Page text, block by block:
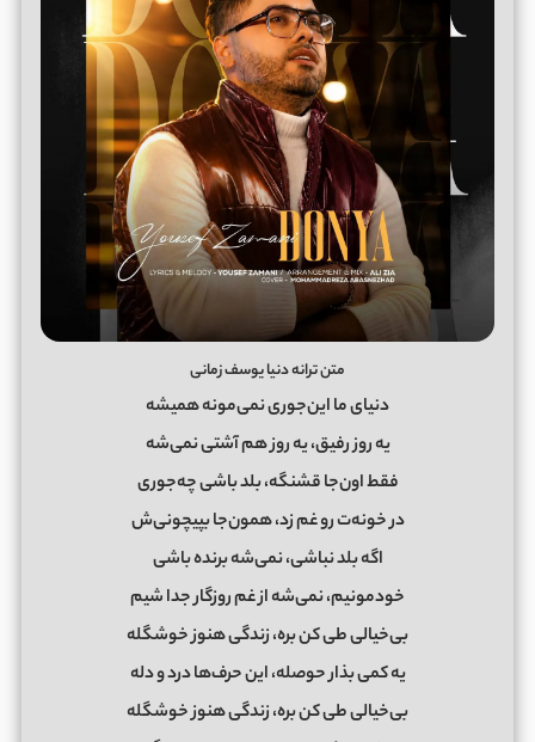
متن ترانه دنیا یوسف زمانی
دنیای ما این‌جوری نمی‌مونه همیشه
یه روز رفیق، یه روز هم آشتی نمی‌شه
فقط اون‌جا قشنگه، بلد باشی چه‌جوری
در خونه‌ت رو غم زد، همون‌جا بپیچونی‌ش
اگه بلد نباشی، نمی‌شه برنده باشی
خودمونیم، نمی‌شه از غم روزگار جدا شیم
بی‌خیالی طی کن بره، زندگی هنوز خوشگله
یه کمی بذار حوصله، این حرف‌ها درد و دله
بی‌خیالی طی کن بره، زندگی هنوز خوشگله